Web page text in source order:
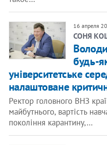
16 апреля
СОНЯ
будь-
університетське
налаштоване
Ректор головного ВНЗ
майбутнього, вартість
покоління карантину,…